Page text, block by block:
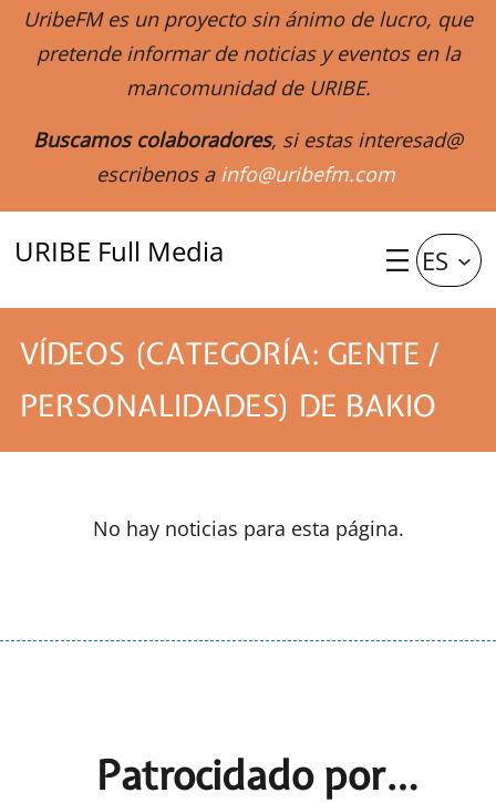
UribeFM es un proyecto sin ánimo de lucro, que
pretende informar de noticias y eventos en la
mancomunidad de URIBE.
Buscamos colaboradores, si estas interesad@
escribenos a info@uribefm.com
URIBE Full Media ES
VÍDEOS (CATEGORÍA: GENTE /
PERSONALIDADES) DE BAKIO
No hay noticias para esta página.
Patrocidado por…